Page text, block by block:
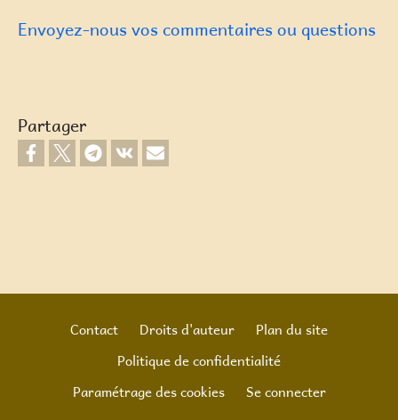
Envoyez-nous vos commentaires ou questions
Partager
Footer
Contact Droits d'auteur
Plan du site
Politique de confidentialité
Paramétrage des cookies
Se connecter